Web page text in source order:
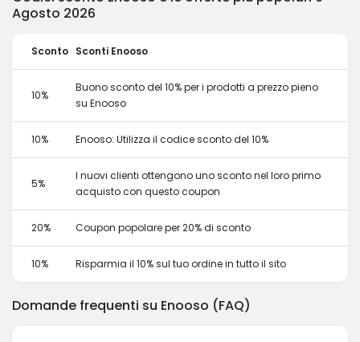
Agosto 2026
Sconto Sconti Enooso
10%
Buono sconto del 10% per i prodotti a prezzo pieno
su Enooso
10% Enooso: Utilizza il codice sconto del 10%
5%
I nuovi clienti ottengono uno sconto nel loro primo
acquisto con questo coupon
20% Coupon popolare per 20% di sconto
10% Risparmia il 10% sul tuo ordine in tutto il sito
Domande frequenti su Enooso (FAQ)